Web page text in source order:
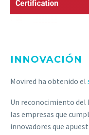
INNOVACIÓN
Movired ha obtenido el
Un reconocimiento del
las empresas que
innovadores que